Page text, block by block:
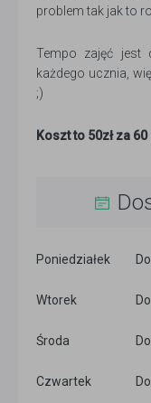
problem tak jak to
Tempo zajęć jest
każdego ucznia,
;)
Koszt to 50zł za
Poniedziałek
Wtorek
Środa
Czwartek